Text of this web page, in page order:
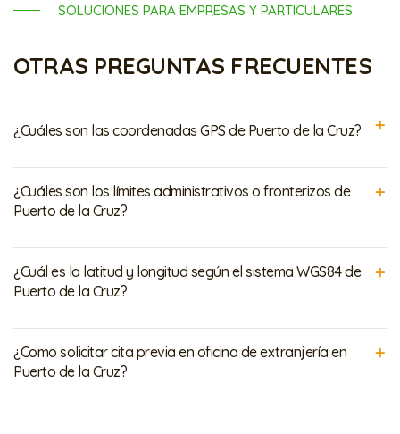
SOLUCIONES PARA EMPRESAS Y PARTICULARES
OTRAS PREGUNTAS FRECUENTES
¿Cuáles son las coordenadas GPS de Puerto de la Cruz?
¿Cuáles son los límites administrativos o fronterizos de
Puerto de la Cruz?
¿Cuál es la latitud y longitud según el sistema WGS84 de
Puerto de la Cruz?
¿Como solicitar cita previa en oficina de extranjería en
Puerto de la Cruz?